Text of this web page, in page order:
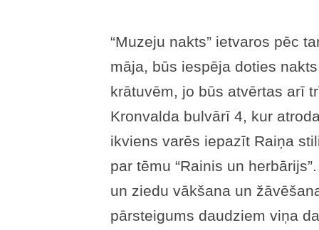
“Muzeju nakts” ietvaros pēc
māja, būs iespēja doties
krātuvēm, jo būs atvērtas arī
Kronvalda bulvārī 4, kur
ikviens varēs iepazīt Raiņa
par tēmu “Rainis un
un ziedu vākšana un
pārsteigums daudziem viņa